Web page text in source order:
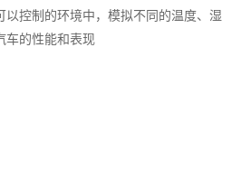
以控制的环境中，模拟不同的温度、湿
车的性能和表现